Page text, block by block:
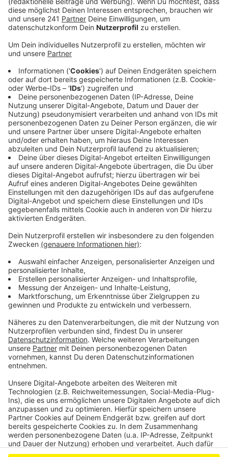
Anzeige
Veröffentlicht:Mittwoch, 26.06.2024 12:26
Damit setzt sich ein jahrzehntelanger Trend fort: Seit
2008 ist das durchschnittliche Alter, in dem
Leverkusener Frauen ihr erstes Kind bekommen stetig
gesunken. Das gilt auch für den Rest Nordrhein-
Westfalens. Mit Blick auf das ganze Land lassen sich
die Paare noch etwas mehr Zeit mit der
Familiengründung.
Anzeige
Mehr Meldungen aus Leverkusen
Anzeige
Italien
Covestro: Stellen in Leverkusen sicher
Leverkusener stARTfestival gewinnt an Erfolg
Anzeige
Anzeige